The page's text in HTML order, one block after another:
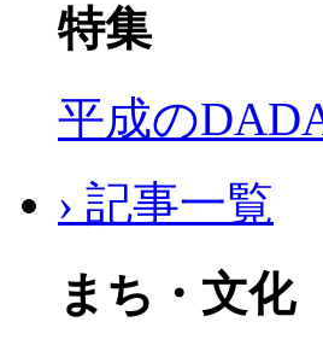
特集
平成の
› 記事一覧
まち・文化